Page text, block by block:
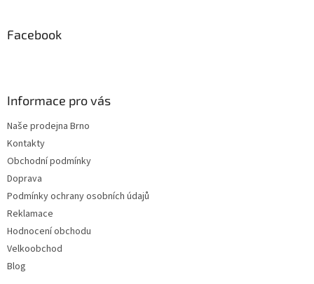
Facebook
Informace pro vás
Naše prodejna Brno
Kontakty
Obchodní podmínky
Doprava
Podmínky ochrany osobních údajů
Reklamace
Hodnocení obchodu
Velkoobchod
Blog